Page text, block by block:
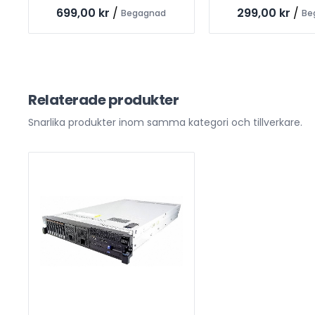
699,00 kr / Begagnad 299,00 kr /
Relaterade produkter
Snarlika produkter inom samma kategori och tillverkare.